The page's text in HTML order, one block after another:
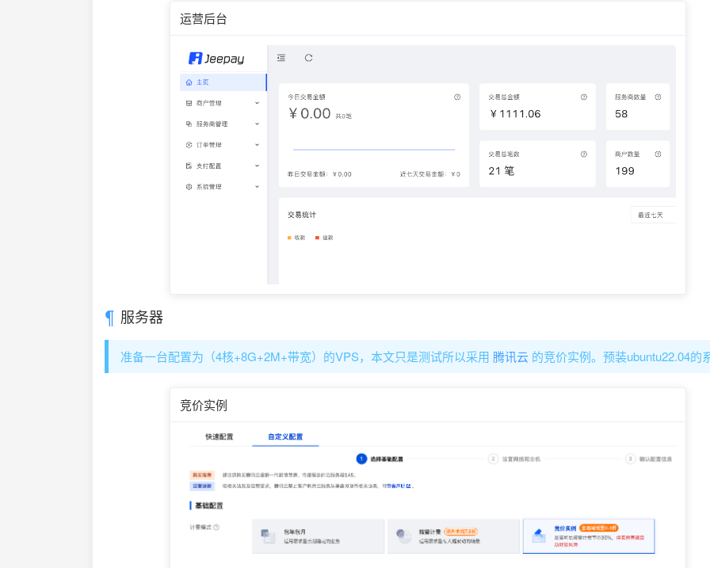
运营后台
服务器
准备一台配置为（4核+8G+2M+带宽）的VPS，本文只是测试所以采用 腾讯云 的竞价实例。预装ubuntu22.04的
竞价实例